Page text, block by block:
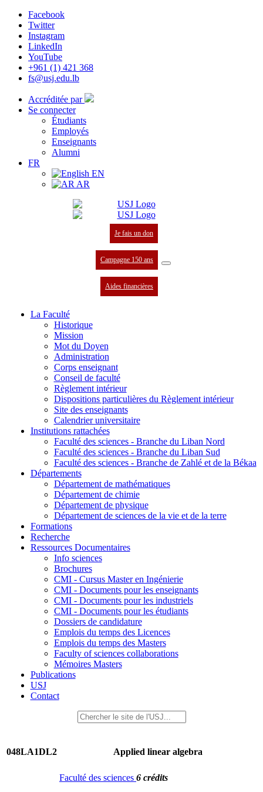
Facebook
Twitter
Instagram
LinkedIn
YouTube
+961 (1) 421 368
fs@usj.edu.lb
Accréditée par
Se connecter
Étudiants
Employés
Enseignants
Alumni
FR
EN
AR
Je fais un don
Campagne 150 ans
Aides financières
La Faculté
Historique
Mission
Mot du Doyen
Administration
Corps enseignant
Conseil de faculté
Règlement intérieur
Dispositions particulières du Règlement intérieur
Site des enseignants
Calendrier universitaire
Institutions rattachées
Faculté des sciences - Branche du Liban Nord
Faculté des sciences - Branche du Liban Sud
Faculté des sciences - Branche de Zahlé et de la Békaa
Départements
Département de mathématiques
Département de chimie
Département de physique
Département de sciences de la vie et de la terre
Formations
Recherche
Ressources Documentaires
Info sciences
Brochures
CMI - Cursus Master en Ingénierie
CMI - Documents pour les enseignants
CMI - Documents pour les industriels
CMI - Documents pour les étudiants
Dossiers de candidature
Emplois du temps des Licences
Emplois du temps des Masters
Faculty of sciences collaborations
Mémoires Masters
Publications
USJ
Contact
048LA1DL2 Applied linear algebra
Faculté des sciences 6 crédits